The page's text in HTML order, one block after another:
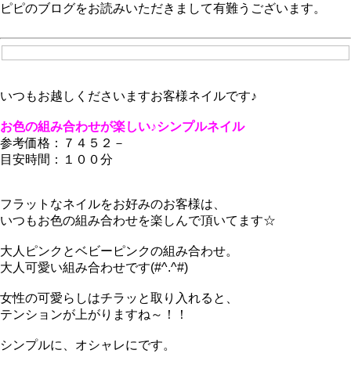
ピピのブログをお読みいただきまして有難うございます。
いつもお越しくださいますお客様ネイルです♪
お色の組み合わせが楽しい♪シンプルネイル
参考価格：７４５２－
目安時間：１００分
フラットなネイルをお好みのお客様は、
いつもお色の組み合わせを楽しんで頂いてます☆
大人ピンクとベビーピンクの組み合わせ。
大人可愛い組み合わせです(#^.^#)
女性の可愛らしはチラッと取り入れると、
テンションが上がりますね～！！
シンプルに、オシャレにです。